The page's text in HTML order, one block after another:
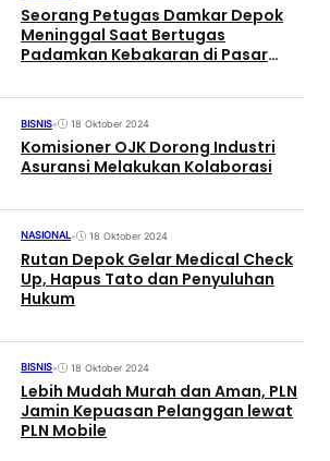
Seorang Petugas Damkar Depok
Meninggal Saat Bertugas
Padamkan Kebakaran di Pasar
BISNIS• 18 Oktober 2024
Komisioner OJK Dorong Industri
Asuransi Melakukan Kolaborasi
NASIONAL• 18 Oktober 2024
Rutan Depok Gelar Medical Check
Up, Hapus Tato dan Penyuluhan
Hukum
BISNIS• 18 Oktober 2024
Lebih Mudah Murah dan Aman, PLN
Jamin Kepuasan Pelanggan lewat
PLN Mobile